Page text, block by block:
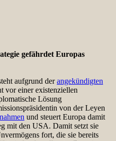
gefährdet Europas
aufgrund derangekündigten
vor einer existenziellen
Lösung
von der Leyen
und steuert Europa damit
mit den USA. Damit setzt sie
fort, die sie bereits